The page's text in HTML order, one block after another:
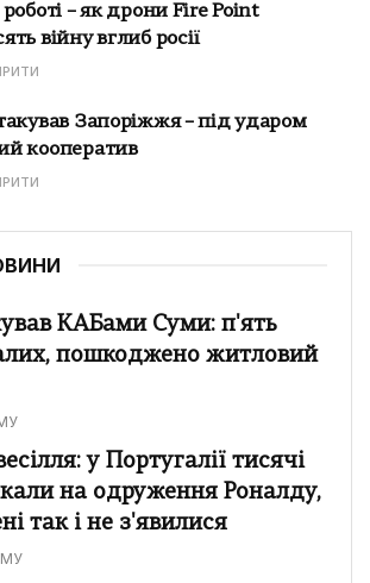
роботі – як дрони Fire Point
війну вглиб росії
Запоріжжя – під ударом
кооператив
КАБами Суми: п'ять
пошкоджено житловий
у Португалії тисячі
на одруження Роналду,
так і не з'явилися